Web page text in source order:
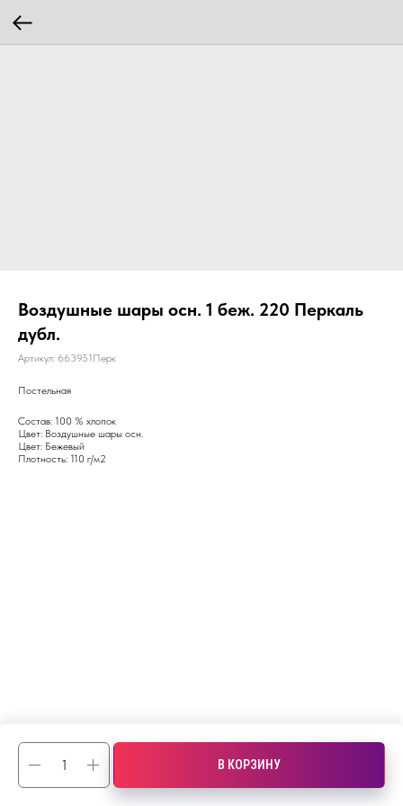
Воздушные шары осн. 1 беж. 220 Перкаль
дубл.
Артикул: 663951Перк
В КОРЗИНУ
Постельная
Состав: 100 % хлопок
Цвет: Воздушные шары осн.
Цвет: Бежевый
Плотность: 110 г/м2